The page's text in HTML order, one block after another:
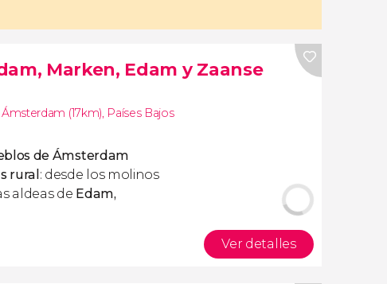
Marken, Edam y Zaanse
Ámsterdam (17km), Países Bajos
de Ámsterdam
rural : desde los molinos
aldeas de Edam,
Ver detalles